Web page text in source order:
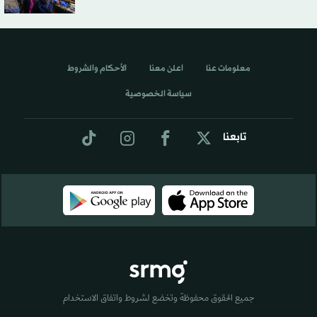
تابعنا
معلومات عنا اعلن معنا الأحكام والشروط
سياسة الخصوصية
جميع الحقوق محفوظة وتخضع لشروط واتفاق الاستخدام